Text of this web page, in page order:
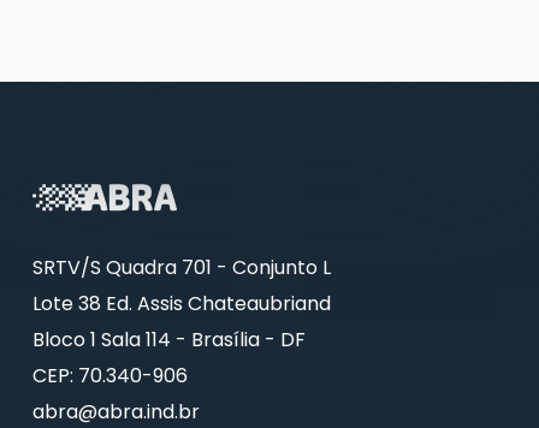
SRTV/S Quadra 701 - Conjunto L
Lote 38 Ed. Assis Chateaubriand
Bloco 1 Sala 114 - Brasília - DF
CEP: 70.340-906
abra@abra.ind.br